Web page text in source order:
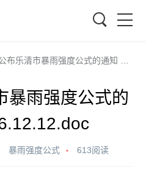
乐清市暴雨强度公式的通知 2016.12.12.doc
暴雨强度公式的
暴雨强度公式 613阅读